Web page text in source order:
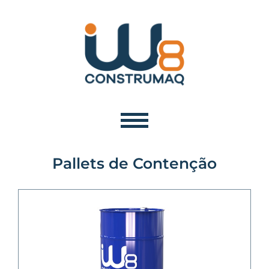
Pallets de Contenção